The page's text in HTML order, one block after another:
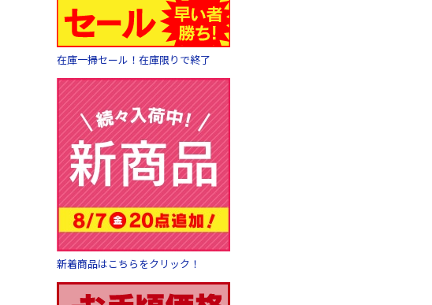
在庫一掃セール！在庫限りで終了
新着商品はこちらをクリック！